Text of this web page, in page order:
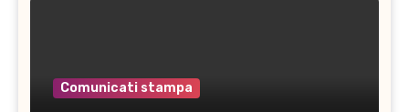
Comunicati stampa